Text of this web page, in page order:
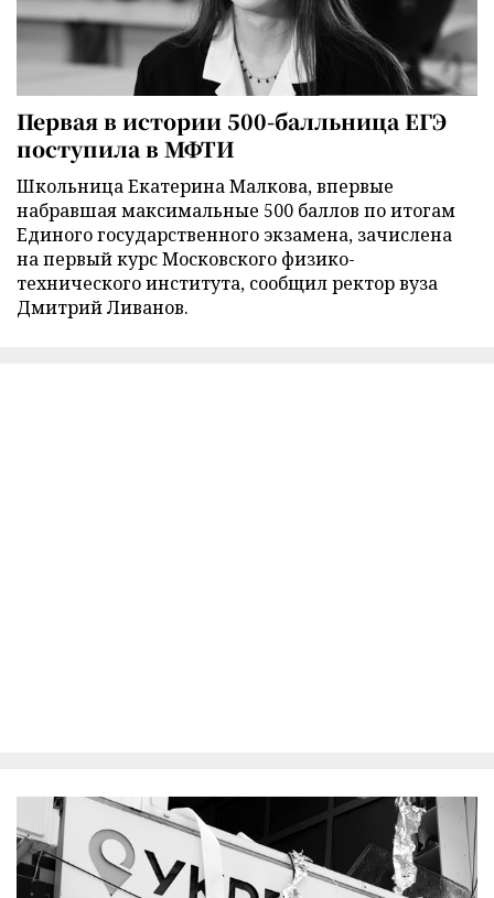
Первая в истории 500-балльница ЕГЭ
поступила в МФТИ
Школьница Екатерина Малкова, впервые
набравшая максимальные 500 баллов по итогам
Единого государственного экзамена, зачислена
на первый курс Московского физико-
технического института, сообщил ректор вуза
Дмитрий Ливанов.